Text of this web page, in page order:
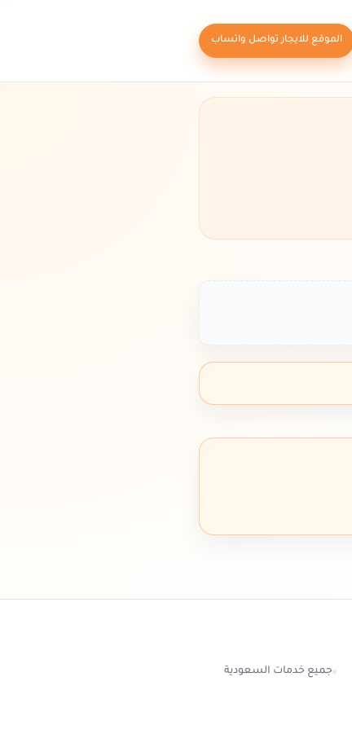
الموقع للايجار تواصل واتساب
جميع خدمات السعودية